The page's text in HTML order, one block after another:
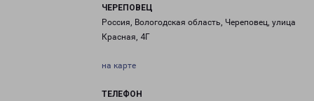
ЧЕРЕПОВЕЦ
Россия, Вологодская область, Череповец, улица
Красная, 4Г
на карте
ТЕЛЕФОН